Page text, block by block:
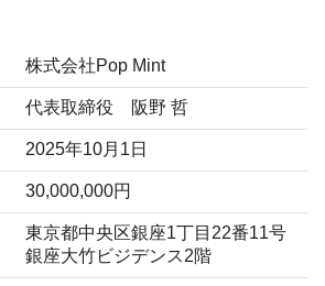
株式会社Pop Mint
代表取締役 阪野 哲
2025年10月1日
30,000,000円
東京都中央区銀座1丁目22番11号
銀座大竹ビジデンス2階